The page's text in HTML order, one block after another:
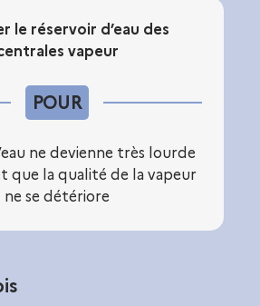
le réservoir d’eau des
vapeur
POUR
ne devienne très lourde
que la qualité de la vapeur
ne se détériore